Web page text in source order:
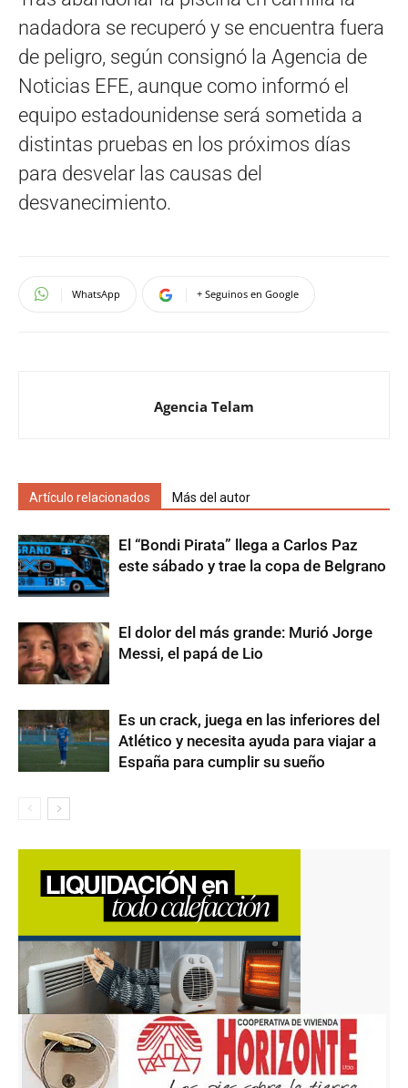
nadadora se recuperó y se encuentra fuera
de peligro, según consignó la Agencia de
Noticias EFE, aunque como informó el
equipo estadounidense será sometida a
distintas pruebas en los próximos días
para desvelar las causas del
desvanecimiento.
WhatsApp + Seguinos en Google
Agencia Telam
Artículo relacionados Más del autor
El “Bondi Pirata” llega a Carlos Paz
este sábado y trae la copa de Belgrano
El dolor del más grande: Murió Jorge
Messi, el papá de Lio
Es un crack, juega en las inferiores del
Atlético y necesita ayuda para viajar a
España para cumplir su sueño